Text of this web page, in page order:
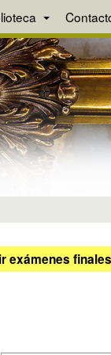
exámenes finales